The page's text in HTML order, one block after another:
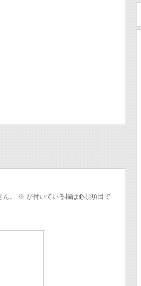
。 ※ が付いている欄は必須項目で